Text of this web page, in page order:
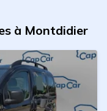
à Montdidier